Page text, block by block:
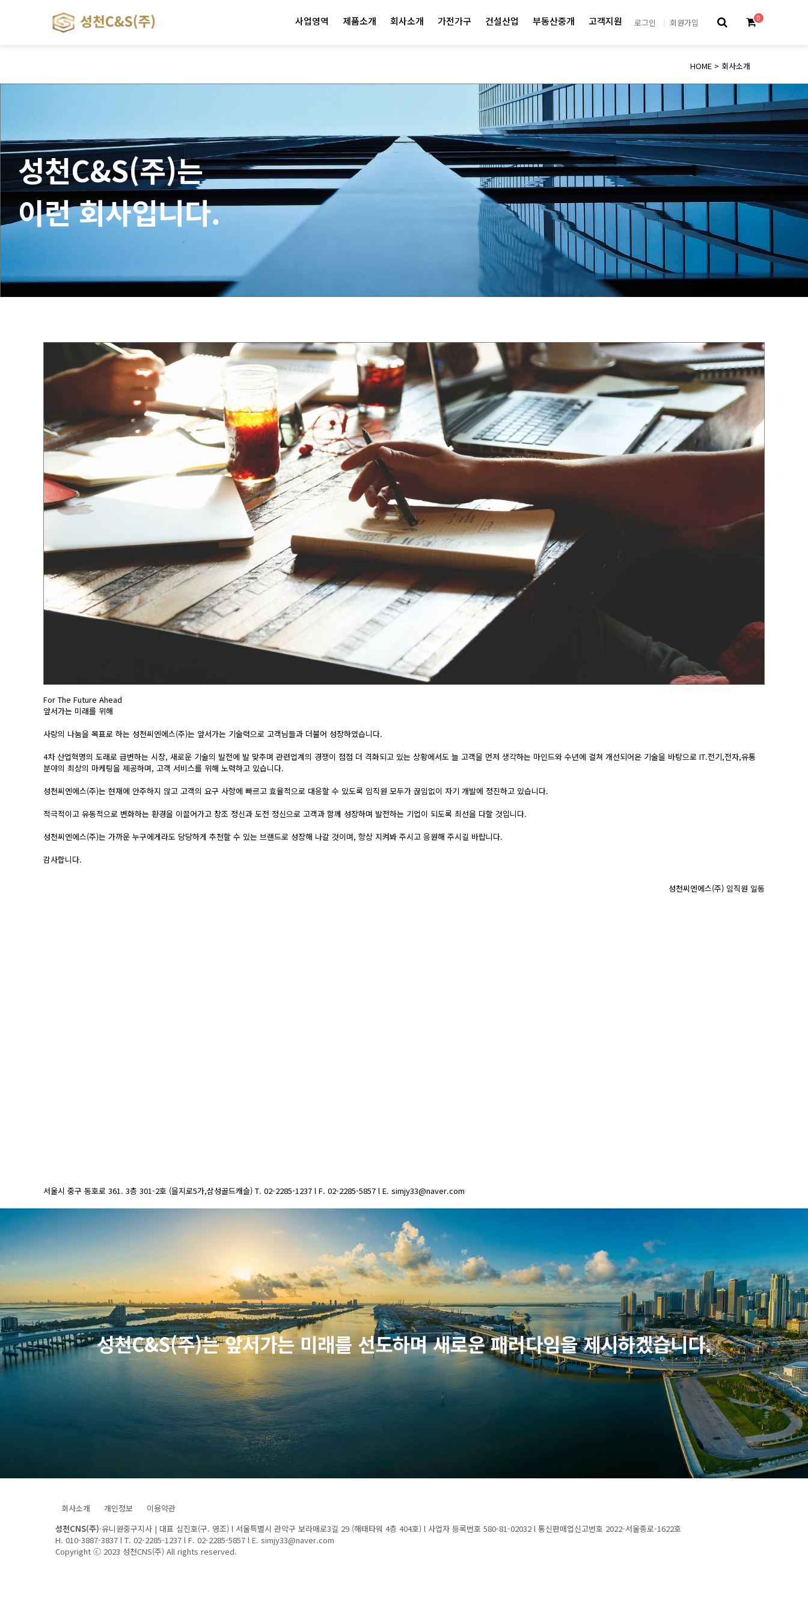
로그인 회원가입
사업영역 제품소개 회사소개 가전가구 건설산업 부동산중개 고객지원 0
HOME > 회사소개
성천C&S(주)는
이런 회사입니다.
For The Future Ahead
앞서가는 미래를 위해
사랑의 나눔을 목표로 하는 성천씨엔에스(주)는 앞서가는 기술력으로 고객님들과 더불어 성장하였습니다.
4차 산업혁명의 도래로 급변하는 시장, 새로운 기술의 발전에 발 맞추며 관련업계의 경쟁이 점점 더 격화되고 있는 상황에서도 늘 고객을 먼저 생각하는 마인드와 수년에 걸쳐 개선되어온 기술을 바탕으로 IT.전기,전자,유통
분야의 최상의 마케팅을 제공하며, 고객 서비스를 위해 노력하고 있습니다.
성천씨엔에스(주)는 현재에 안주하지 않고 고객의 요구 사항에 빠르고 효율적으로 대응할 수 있도록 임직원 모두가 끊임없이 자기 개발에 정진하고 있습니다.
적극적이고 유동적으로 변화하는 환경을 이끌어가고 창조 정신과 도전 정신으로 고객과 함께 성장하며 발전하는 기업이 되도록 최선을 다할 것입니다.
성천씨엔에스(주)는 가까운 누구에게라도 당당하게 추천할 수 있는 브랜드로 성장해 나갈 것이며, 항상 지켜봐 주시고 응원해 주시길 바랍니다.
감사합니다.
성천씨엔에스(주) 임직원 일동
서울시 중구 동호로 361. 3층 301-2호 (을지로5가,삼성골드캐슬) T. 02-2285-1237 l F. 02-2285-5857 l E. simjy33@naver.com
성천C&S(주)는 앞서가는 미래를 선도하며 새로운 패러다임을 제시하겠습니다.
회사소개 개인정보
이용약관
성천CNS(주)·유니원중구지사 | 대표 심진호(구. 영조) l 서울특별시 관악구 보라매로3길 29 (해태타워 4층 404호) l 사업자 등록번호 580-81-02032 l 통신판매업신고번호 2022-서울종로-1622호
H. 010-3887-3837 l T. 02-2285-1237 l F. 02-2285-5857 l E. simjy33@naver.com
Copyright ⓒ 2023 성천CNS(주) All rights reserved.